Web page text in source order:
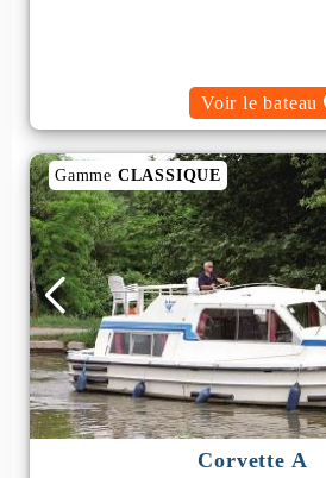
Voir le bateau
Gamme CLASSIQUE
Corvette A